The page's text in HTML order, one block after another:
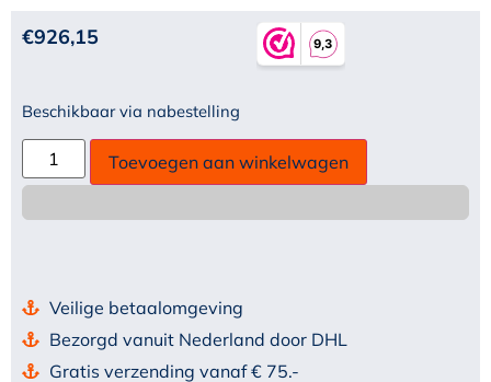
€926,15
Beschikbaar via nabestelling
Toevoegen aan winkelwagen
Veilige betaalomgeving
Bezorgd vanuit Nederland door DHL
Gratis verzending vanaf € 75.-